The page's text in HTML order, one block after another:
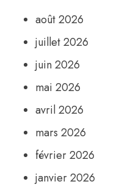
août 2026
juillet 2026
juin 2026
mai 2026
avril 2026
mars 2026
février 2026
janvier 2026